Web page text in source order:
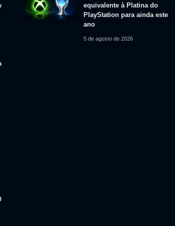
equivalente à Platina do
PlayStation para ainda este
ano
5 de agosto de 2026